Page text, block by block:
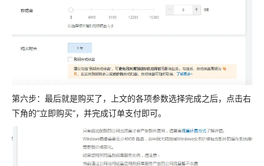
第六步：最后就是购买了，上文的各项参数选择完成之后，点击右
下角的“立即购买”，并完成订单支付即可。